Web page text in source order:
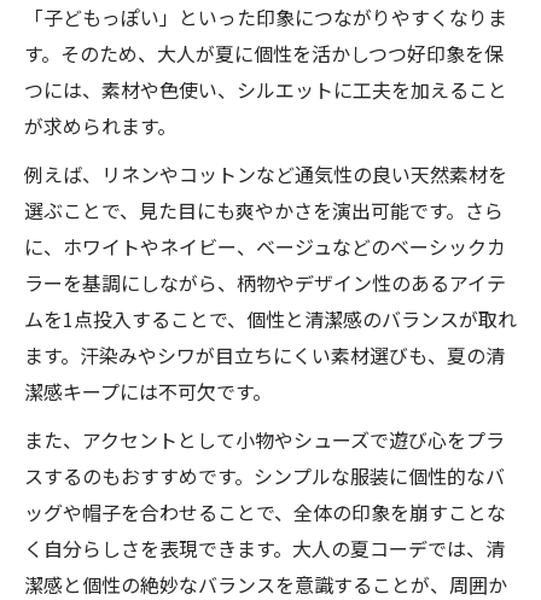
「子どもっぽい」といった印象につながりやすくなりま
す。そのため、大人が夏に個性を活かしつつ好印象を保
つには、素材や色使い、シルエットに工夫を加えること
が求められます。
例えば、リネンやコットンなど通気性の良い天然素材を
選ぶことで、見た目にも爽やかさを演出可能です。さら
に、ホワイトやネイビー、ベージュなどのベーシックカ
ラーを基調にしながら、柄物やデザイン性のあるアイテ
ムを1点投入することで、個性と清潔感のバランスが取れ
ます。汗染みやシワが目立ちにくい素材選びも、夏の清
潔感キープには不可欠です。
また、アクセントとして小物やシューズで遊び心をプラ
スするのもおすすめです。シンプルな服装に個性的なバ
ッグや帽子を合わせることで、全体の印象を崩すことな
く自分らしさを表現できます。大人の夏コーデでは、清
潔感と個性の絶妙なバランスを意識することが、周囲か